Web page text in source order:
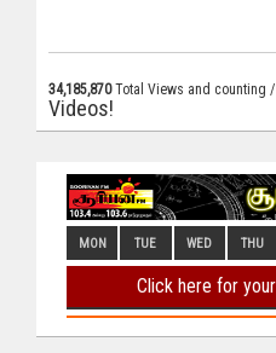
34,185,870Total Views and counting /
Videos!